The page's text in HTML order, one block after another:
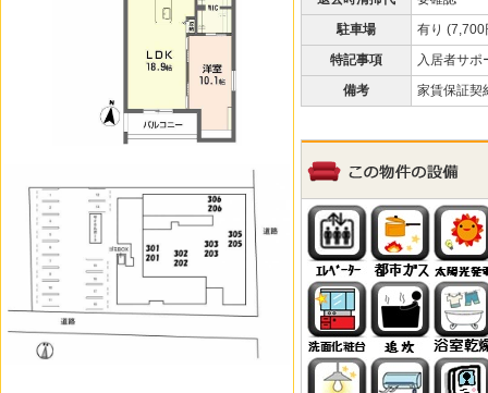
駐車場
有り (7,700
特記事項
入居者サ
備考
家賃保証契